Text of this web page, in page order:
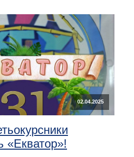
02.04.2025
«Екватор»!